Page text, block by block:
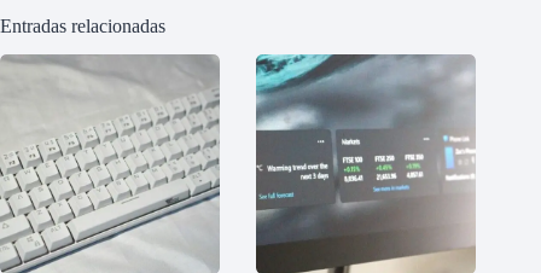
Entradas relacionadas